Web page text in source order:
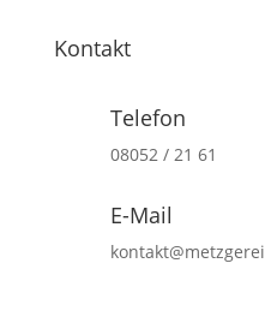
Kontakt
Telefon
08052 / 21 61
E-Mail